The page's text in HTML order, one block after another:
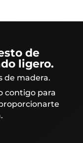
de
ligero.
de madera.
contigo para